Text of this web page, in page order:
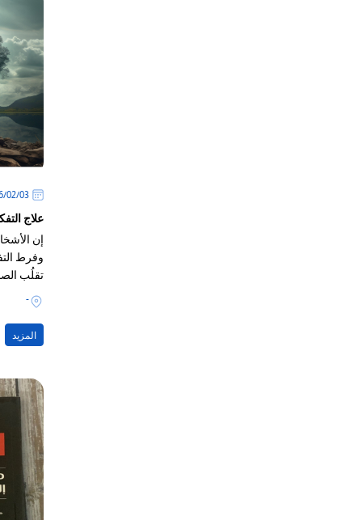
03‏/02‏/2026
علاج
إن
وفرط
تقلُب
بداخلهم
-
المزيد